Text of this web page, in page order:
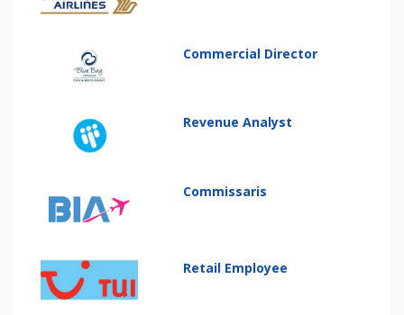
Commercial Director
Revenue Analyst
Commissaris
Retail Employee